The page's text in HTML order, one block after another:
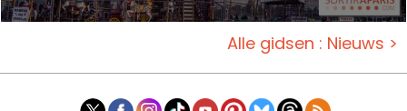
Alle gidsen : Nieuws >